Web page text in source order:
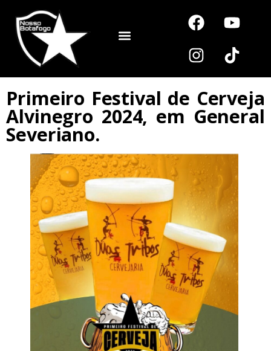
Primeiro Festival de Cerveja
Alvinegro 2024, em General
Severiano.